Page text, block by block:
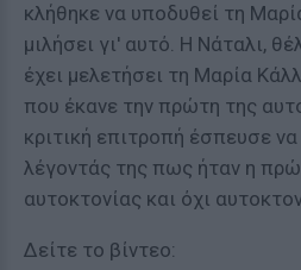
κλήθηκε να υποδυθεί τη
μιλήσει γι' αυτό. Η Νάταλι,
έχει μελετήσει τη Μαρία
που έκανε την πρώτη της
κριτική επιτροπή έσπευσε
λέγοντάς της πως ήταν η
αυτοκτονίας και όχι
Δείτε το βίντεο: